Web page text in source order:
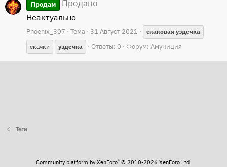
Продам Продано
Неактуально
Phoenix_307 Тема 31 Август 2021 скаковая уздечка
скачки
уздечка Ответы: 0 Форум: Амуниция
Теги
Community platform by XenForo® © 2010-2026 XenForo Ltd.